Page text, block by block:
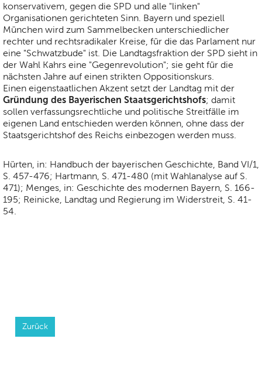
konservativem, gegen die SPD und alle "linken"
Organisationen gerichteten Sinn. Bayern und speziell
München wird zum Sammelbecken unterschiedlicher
rechter und rechtsradikaler Kreise, für die das Parlament nur
eine "Schwatzbude" ist. Die Landtagsfraktion der SPD sieht in
der Wahl Kahrs eine "Gegenrevolution"; sie geht für die
nächsten Jahre auf einen strikten Oppositionskurs.
Einen eigenstaatlichen Akzent setzt der Landtag mit der
Gründung des Bayerischen Staatsgerichtshofs; damit
sollen verfassungsrechtliche und politische Streitfälle im
eigenen Land entschieden werden können, ohne dass der
Staatsgerichtshof des Reichs einbezogen werden muss.
Hürten, in: Handbuch der bayerischen Geschichte, Band VI/1,
S. 457-476; Hartmann, S. 471-480 (mit Wahlanalyse auf S.
471); Menges, in: Geschichte des modernen Bayern, S. 166-
195; Reinicke, Landtag und Regierung im Widerstreit, S. 41-
54.
Zurück